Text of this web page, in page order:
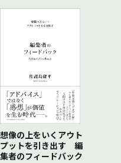
カスタマーサポートからカ
マーケティング部門の役割の
マーケティング組織はデジ
民主化を阻む日本の現状
グロースマーケティングに
結果指標と先行指標
グロース企業が採用する指
ノーススターメトリックの設
リテンション・イズ・キン
事例：バーガーキング
「Whopper Detour （寄り
「行動ターゲティング」の実
想像の上をいくアウト
プットを引き出す 編
集者のフィードバック